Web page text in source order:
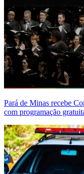
Pará de Minas recebe
com programação